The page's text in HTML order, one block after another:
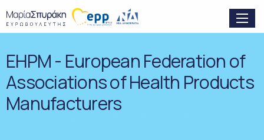
EHPM - European Federation of
Associations of Health Products
Manufacturers